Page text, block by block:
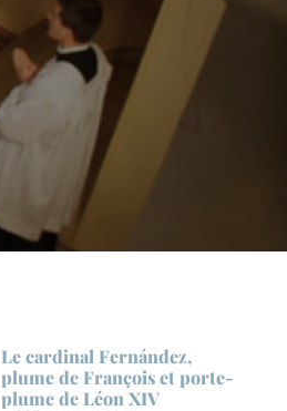
Le cardinal Fernández,
plume de François et porte-​
plume de Léon XIV